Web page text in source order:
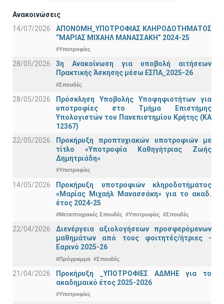
Ανακοινώσεις
14/07/2026
ΑΠΟΝΟΜΗ_ΥΠΟΤΡΟΦΙΑΣ ΚΛΗΡΟΔΟΤΗΜΑΤΟΣ
“ΜΑΡΙΑΣ ΜΙΧΑΗΛ ΜΑΝΑΣΣΑΚΗ” 2024-25
#Υποτροφίες
28/05/2026
3η Ανακοίνωση για υποβολή αιτήσεων
Πρακτικής Άσκησης μέσω ΕΣΠΑ_2025-26
#Σπουδές
28/05/2026
Πρόσκληση Υποβολής Υποψηφιοτήτων για
υποτροφίες στο Τμήμα Επιστήμης
Υπολογιστών του Πανεπιστημίου Κρήτης (ΚΑ
12367)
22/05/2026
Προκήρυξη προπτυχιακών υποτροφιών με
τίτλο «Υποτροφία Καθηγήτριας Ζωής
Δημητριάδη»
#Υποτροφίες
14/05/2026
Προκήρυξη υποτροφιών κληροδοτήματος
«Μαρίας Μιχαήλ Μανασσάκη» για το ακαδ.
έτος 2024-25
#Μεταπτυχιακές Σπουδές #Υποτροφίες #Σπουδές
22/04/2026
Διενέργεια αξιολογήσεων προσφερόμενων
μαθημάτων από τους φοιτητές/ήτριες -
Εαρινό 2025-26
#Πρόγραμμα #Σπουδές
21/04/2026
Προκήρυξη _ΥΠΟΤΡΟΦΙΕΣ ΑΔΜΗΕ για το
ακαδημαικό έτος 2025-2026
#Υποτροφίες